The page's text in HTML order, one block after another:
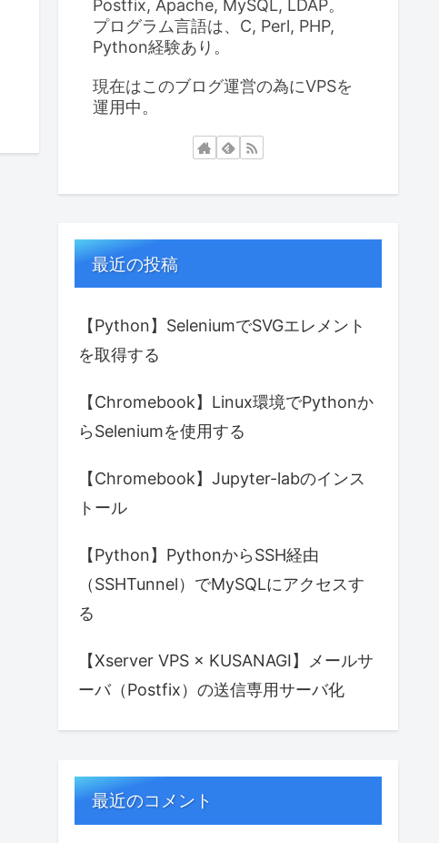
Postfix, Apache, MySQL, LDAP。
プログラム言語は、C, Perl, PHP,
Python経験あり。
現在はこのブログ運営の為にVPSを
運用中。
最近の投稿
【Python】SeleniumでSVGエレメント
を取得する
【Chromebook】Linux環境でPythonか
らSeleniumを使用する
【Chromebook】Jupyter-labのインス
トール
【Python】PythonからSSH経由
（SSHTunnel）でMySQLにアクセスす
る
【Xserver VPS × KUSANAGI】メールサ
ーバ（Postfix）の送信専用サーバ化
最近のコメント